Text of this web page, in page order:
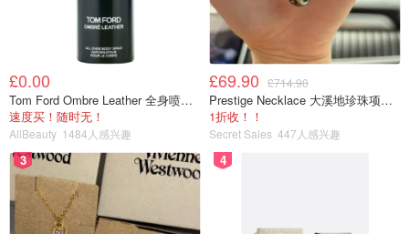
Dr.Martens马丁靴皮质
讲完了孔数，下面就让圈妹给大家谈谈马丁靴的皮质。
Dr.Martens家的靴子也是有很多种皮质的，比较常见的几种
皮质分别有：
硬皮 Smooth：
持久度高，穿几年都不会变形，但是可
能比较容易磨脚。
软皮 Nappa：
造型感和修饰效果没有硬皮好。
£0.00
Tom Ford Ombre Leather 全身喷雾 150ml
速度买！随时无！
AllBeauty 1484人感兴趣
£69.90 £714.90
Prestige Necklace 大溪地珍珠项链 10-11mm
1折收！！
Secret Sales 447人感兴趣
3 4